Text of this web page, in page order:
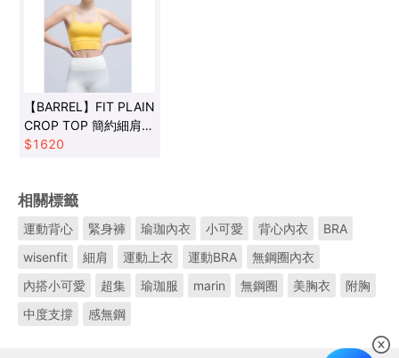
【BARREL】FIT PLAIN
CROP TOP 簡約細肩短
版上衣 #MANGO
$1620
相關標籤
運動背心 緊身褲 瑜珈內衣 小可愛 背心內衣
BRA
wisenfit
細肩 運動上衣 運動BRA
無鋼圈內衣
內搭小可愛
超集 瑜珈服 marin 無鋼圈 美胸衣
附胸
中度支撐
感無鋼